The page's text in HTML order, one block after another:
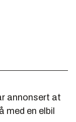
annonsert at
med en elbil